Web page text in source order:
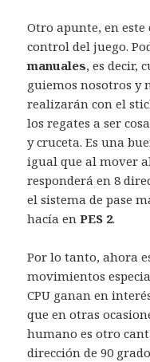
Otro apunte, en este
control del juego.
manuales, es decir,
guiemos nosotros y
realizarán con el
los regates a ser
y cruceta. Es una
igual que al mover
responderá en 8
el sistema de pase
hacía enPES 2.
Por lo tanto, ahora
movimientos
CPU ganan en
que en otras
humano es otro
dirección de 90